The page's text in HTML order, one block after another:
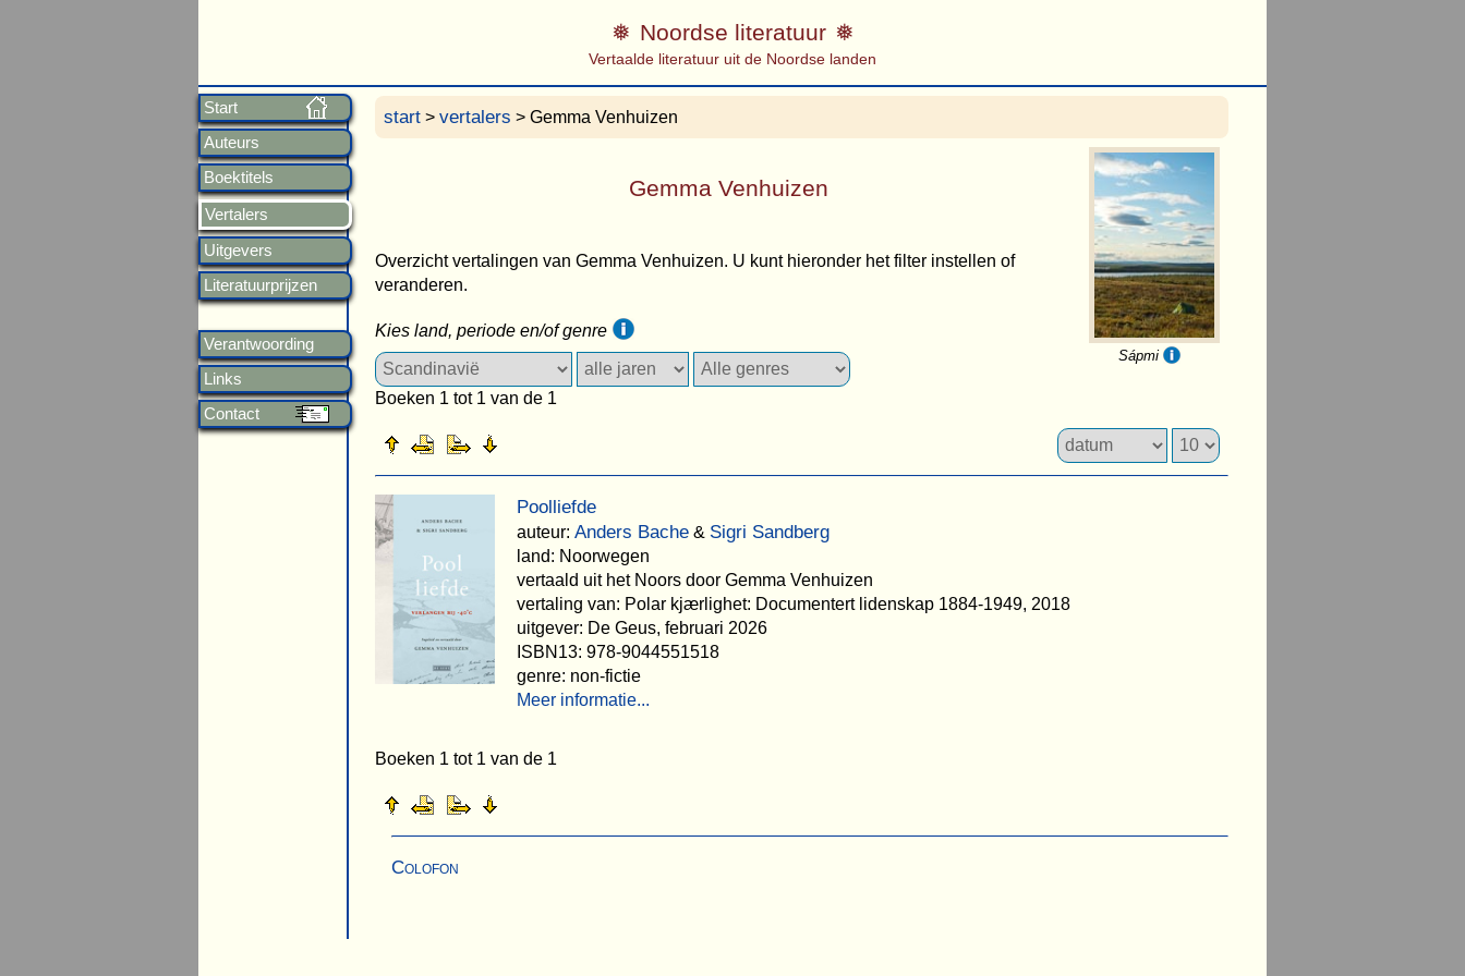
Start
Auteurs
Boektitels
Vertalers
Uitgevers
Literatuurprijzen
Verantwoording
Links
Contact
Noordse literatuur
Vertaalde literatuur uit de Noordse landen
start > vertalers > Gemma Venhuizen
Sápmi
Gemma Venhuizen
Overzicht vertalingen van Gemma Venhuizen. U kunt hieronder het filter instellen of
veranderen.
Kies land, periode en/of genre
Boeken 1 tot 1 van de 1
Poolliefde
auteur: Anders Bache & Sigri Sandberg
land: Noorwegen
vertaald uit het Noors door Gemma Venhuizen
vertaling van: Polar kjærlighet: Documentert lidenskap 1884-1949, 2018
uitgever: De Geus, februari 2026
ISBN13: 978-9044551518
genre: non-fictie
Meer informatie...
Boeken 1 tot 1 van de 1
Colofon